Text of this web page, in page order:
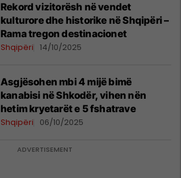
Rekord vizitorësh në vendet
kulturore dhe historike në Shqipëri –
Rama tregon destinacionet
Shqipëri 14/10/2025
Asgjësohen mbi 4 mijë bimë
kanabisi në Shkodër, vihen nën
hetim kryetarët e 5 fshatrave
Shqipëri 06/10/2025